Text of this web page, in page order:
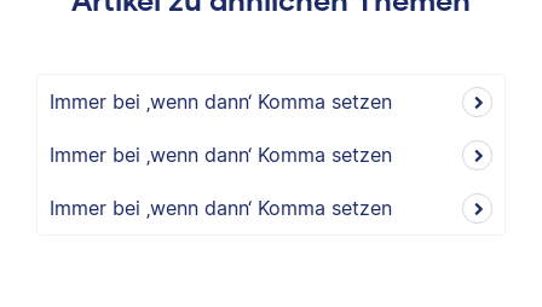
Immer bei ‚wenn dann‘ Komma setzen
Immer bei ‚wenn dann‘ Komma setzen
Immer bei ‚wenn dann‘ Komma setzen